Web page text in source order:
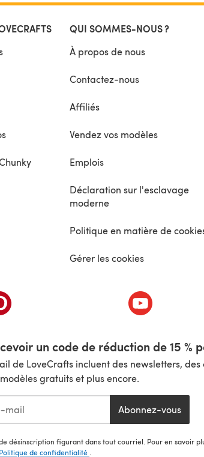
QUI SOMMES-NOUS ?
À propos de nous
Contactez-nous
Affiliés
Vendez vos modèles
Emplois
Déclaration sur l'esclavage
moderne
Politique en matière de
Gérer les cookies
dans un nouvel onglet) (s'ouvre dans
un code de réduction de 15 %
de LoveCrafts incluent des newsletters,
modèles gratuits et plus encore.
Abonnez-vous
désinscription figurant dans tout courriel. Pour en savoir
Politique de confidentialité .